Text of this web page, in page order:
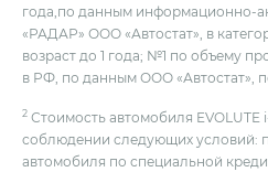
года,по данным информационно-
«РАДАР» ООО «Автостат», в
возраст до 1 года; №1 по объему
в РФ, по данным ООО «Автостат»,
2 Стоимость автомобиля EVOLUTE
соблюдении следующих условий:
автомобиля по специальной